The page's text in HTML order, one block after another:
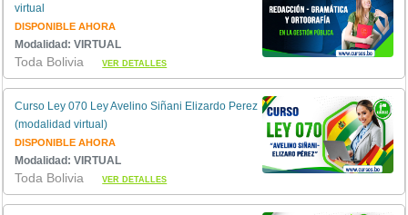
virtual
DISPONIBLE AHORA
Modalidad: VIRTUAL
Toda BoliviaVER DETALLES
Curso Ley 070 Ley Avelino Siñani Elizardo Perez
(modalidad virtual)
DISPONIBLE AHORA
Modalidad: VIRTUAL
Toda BoliviaVER DETALLES